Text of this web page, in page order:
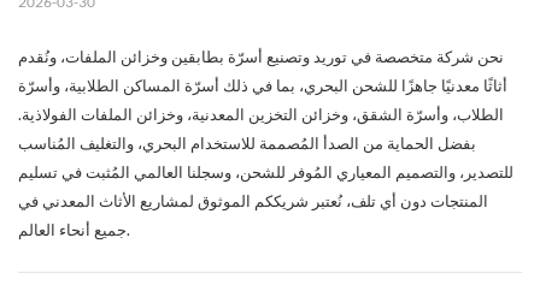
نحن شركة متخصصة في توريد وتصنيع أسرّة بطابقين وخزائن الملفات، ونُقدم
أثاثًا معدنيًا جاهزًا للشحن البحري، بما في ذلك أسرّة المساكن الطلابية، وأسرّة
الطلاب، وأسرّة الشقق، وخزائن التخزين المعدنية، وخزائن الملفات الفولاذية.
بفضل الحماية من الصدأ المُصممة للاستخدام البحري، والتغليف المُناسب
للتصدير، والتصميم المعياري المُوفر للشحن، وسجلنا العالمي المُثبت في تسليم
المنتجات دون أي تلف، نُعتبر شريككم الموثوق لمشاريع الأثاث المعدني في
جميع أنحاء العالم.